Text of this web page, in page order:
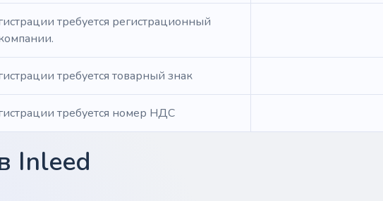
требуется регистрационный
требуется товарный знак
требуется номер НДС
Inleed